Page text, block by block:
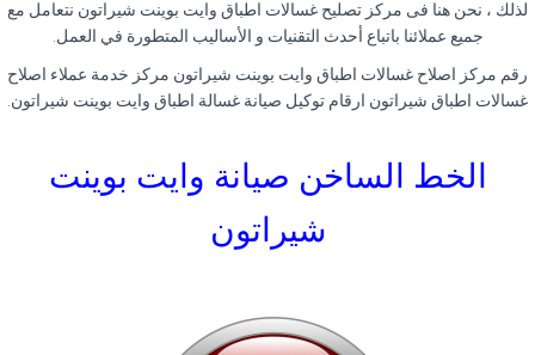
لذلك ، نحن هنا فى مركز تصليح غسالات اطباق وايت بوينت شيراتون نتعامل مع
جميع عملائنا باتباع أحدث التقنيات و الأساليب المتطورة في العمل
رقم مركز اصلاح غسالات اطباق وايت بوينت شيراتون مركز خدمة عملاء اصلاح
غسالات اطباق شيراتون ارقام توكيل صيانة غسالة اطباق وايت بوينت شيراتون
الخط الساخن صيانة وايت بوينت
شيراتون